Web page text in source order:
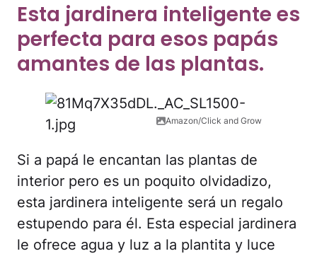
Esta jardinera inteligente es
perfecta para esos papás
amantes de las plantas.
Amazon/Click and Grow
Si a papá le encantan las plantas de
interior pero es un poquito olvidadizo,
esta jardinera inteligente será un regalo
estupendo para él. Esta especial jardinera
le ofrece agua y luz a la plantita y luce